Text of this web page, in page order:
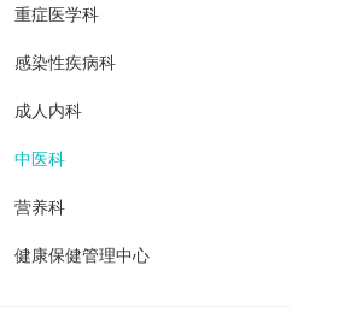
重症医学科
感染性疾病科
成人内科
中医科
营养科
健康保健管理中心